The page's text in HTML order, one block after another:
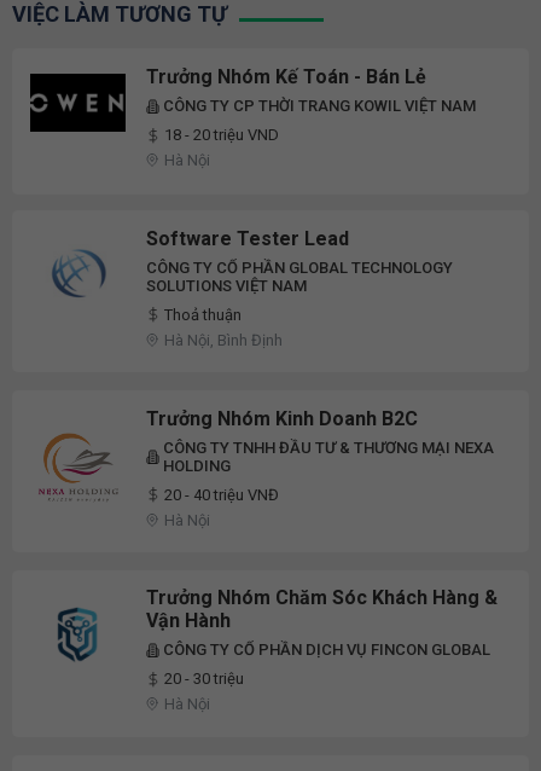
VIỆC LÀM TƯƠNG TỰ
Trưởng Nhóm Kế Toán - Bán Lẻ
CÔNG TY CP THỜI TRANG KOWIL VIỆT NAM
18 - 20 triệu VND
Hà Nội
Software Tester Lead
CÔNG TY CỔ PHẦN GLOBAL TECHNOLOGY
SOLUTIONS VIỆT NAM
Thoả thuận
Hà Nội, Bình Định
Trưởng Nhóm Kinh Doanh B2C
CÔNG TY TNHH ĐẦU TƯ & THƯƠNG MẠI NEXA
HOLDING
20 - 40 triệu VNĐ
Hà Nội
Trưởng Nhóm Chăm Sóc Khách Hàng &
Vận Hành
CÔNG TY CỔ PHẦN DỊCH VỤ FINCON GLOBAL
20 - 30 triệu
Hà Nội